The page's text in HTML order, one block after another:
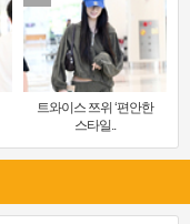
트와이스 쯔위 ‘편안한
스타일..